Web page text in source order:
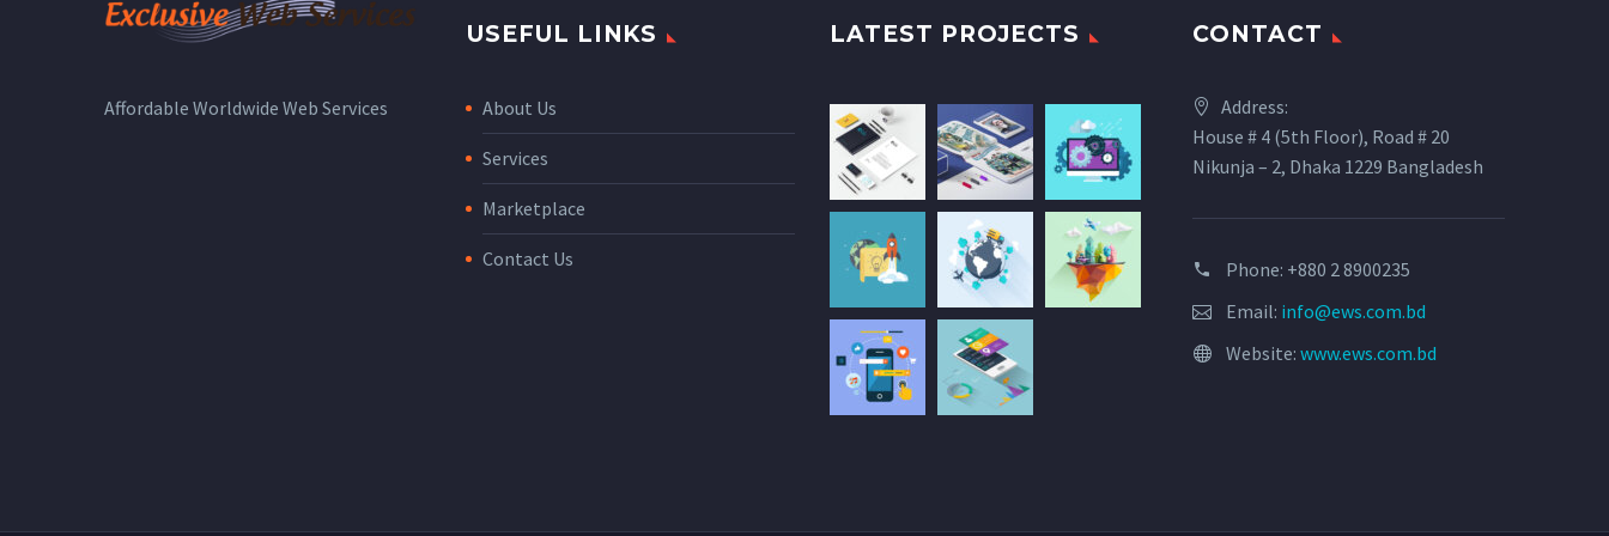
USEFUL LINKS
About Us
Services
Marketplace
Contact Us
LATEST PROJECTS CONTACT
Address:
House # 4 (5th Floor), Road # 20
Nikunja – 2, Dhaka 1229 Bangladesh
Phone: +880 2 8900235
Email: info@ews.com.bd
Website: www.ews.com.bd
Affordable Worldwide Web Services